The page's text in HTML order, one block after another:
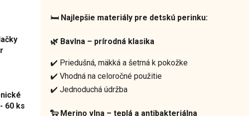
60 ks
🛏️ Najlepšie materiály pre detskú perinku:
🌿 Bavlna – prírodná klasika
✔️ Priedušná, mäkká a šetrná k pokožke
✔️ Vhodná na celoročné použitie
✔️ Jednoduchá údržba
🐑 Merino vlna – teplá a antibakteriálna